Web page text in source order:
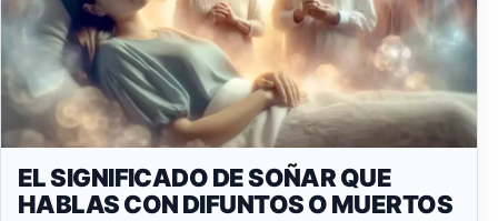
EL SIGNIFICADO DE SOÑAR QUE
HABLAS CON DIFUNTOS O MUERTOS